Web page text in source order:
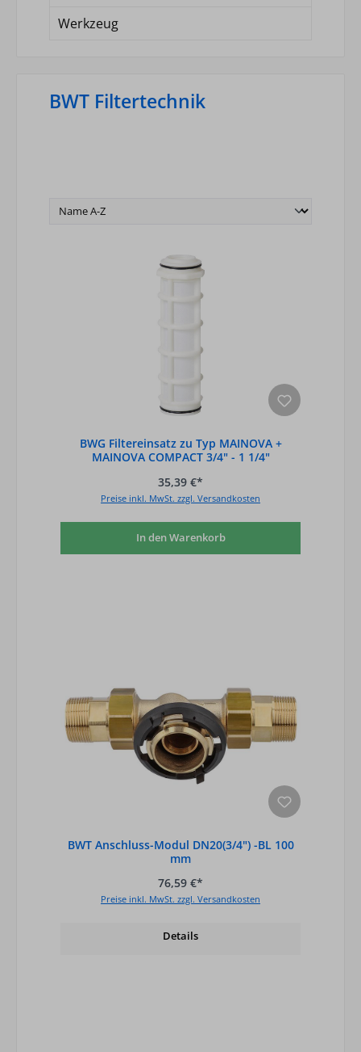
Werkzeug
BWT Filtertechnik
BWG Filtereinsatz zu Typ MAINOVA +
MAINOVA COMPACT 3/4" - 1 1/4"
35,39 €*
Preise inkl. MwSt. zzgl. Versandkosten
In den Warenkorb
BWT Anschluss-Modul DN20(3/4") -BL 100
mm
76,59 €*
Preise inkl. MwSt. zzgl. Versandkosten
Details